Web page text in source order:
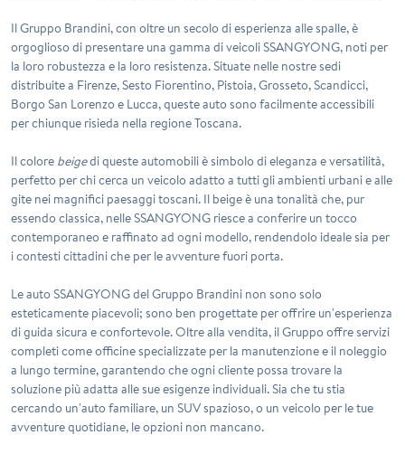
Il Gruppo Brandini, con oltre un secolo di esperienza alle spalle, è
orgoglioso di presentare una gamma di veicoli SSANGYONG, noti per
la loro robustezza e la loro resistenza. Situate nelle nostre sedi
distribuite a Firenze, Sesto Fiorentino, Pistoia, Grosseto, Scandicci,
Borgo San Lorenzo e Lucca, queste auto sono facilmente accessibili
per chiunque risieda nella regione Toscana.
Il colore beigedi queste automobili è simbolo di eleganza e versatilità,
perfetto per chi cerca un veicolo adatto a tutti gli ambienti urbani e alle
gite nei magnifici paesaggi toscani. Il beige è una tonalità che, pur
essendo classica, nelle SSANGYONG riesce a conferire un tocco
contemporaneo e raffinato ad ogni modello, rendendolo ideale sia per
i contesti cittadini che per le avventure fuori porta.
Le auto SSANGYONG del Gruppo Brandini non sono solo
esteticamente piacevoli; sono ben progettate per offrire un'esperienza
di guida sicura e confortevole. Oltre alla vendita, il Gruppo offre servizi
completi come officine specializzate per la manutenzione e il noleggio
a lungo termine, garantendo che ogni cliente possa trovare la
soluzione più adatta alle sue esigenze individuali. Sia che tu stia
cercando un'auto familiare, un SUV spazioso, o un veicolo per le tue
avventure quotidiane, le opzioni non mancano.